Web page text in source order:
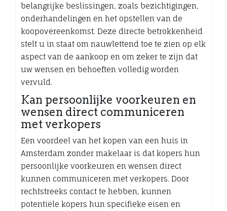
belangrijke beslissingen, zoals bezichtigingen,
onderhandelingen en het opstellen van de
koopovereenkomst. Deze directe betrokkenheid
stelt u in staat om nauwlettend toe te zien op elk
aspect van de aankoop en om zeker te zijn dat
uw wensen en behoeften volledig worden
vervuld.
Kan persoonlijke voorkeuren en
wensen direct communiceren
met verkopers
Een voordeel van het kopen van een huis in
Amsterdam zonder makelaar is dat kopers hun
persoonlijke voorkeuren en wensen direct
kunnen communiceren met verkopers. Door
rechtstreeks contact te hebben, kunnen
potentiële kopers hun specifieke eisen en